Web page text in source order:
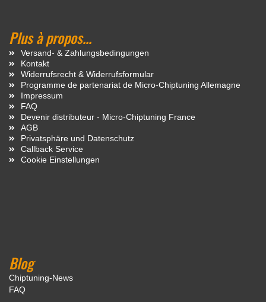
Plus à propos...
Versand- & Zahlungsbedingungen
Kontakt
Widerrufsrecht & Widerrufsformular
Programme de partenariat de Micro-Chiptuning Allemagne
Impressum
FAQ
Devenir distributeur - Micro-Chiptuning France
AGB
Privatsphäre und Datenschutz
Callback Service
Cookie Einstellungen
Blog
Chiptuning-News
FAQ